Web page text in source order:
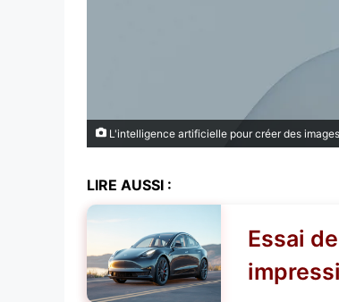
L'intelligence artificielle pour créer des images
LIRE AUSSI :
Essai